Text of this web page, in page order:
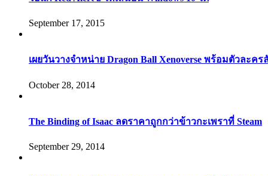
September 17, 2015
เผยวันวางจำหน่าย Dragon Ball Xenoverse พร้อมตัวละค
October 28, 2014
The Binding of Isaac ลดราคาถูกกว่าข้าวกะเพราที่ Steam
September 29, 2014